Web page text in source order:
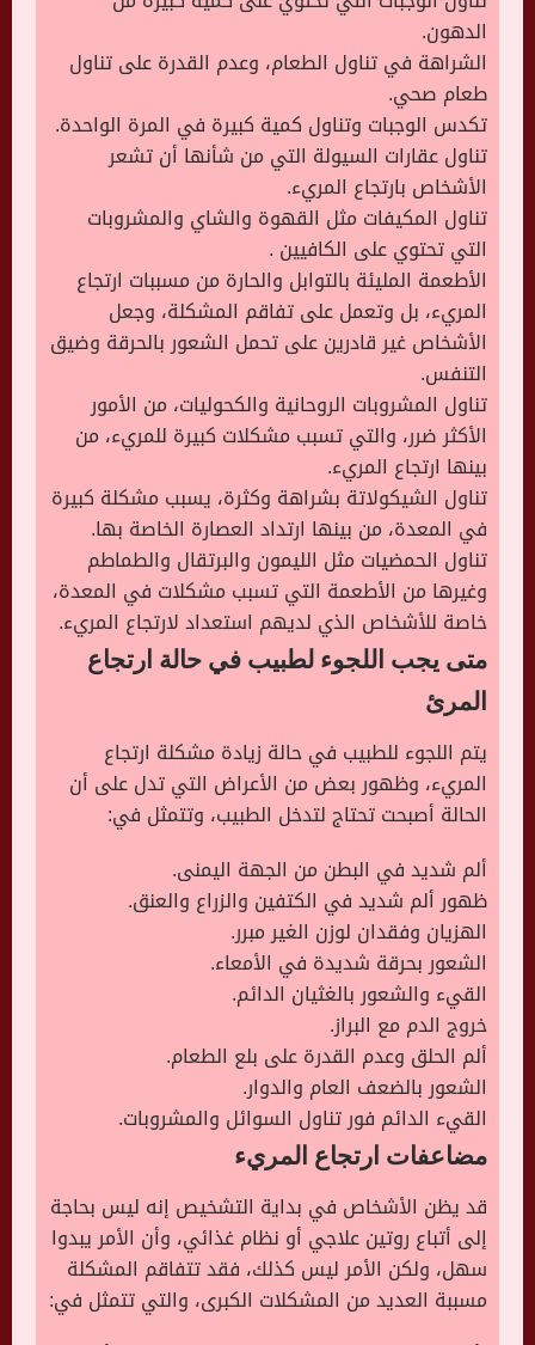
الدهون.
الشراهة في تناول الطعام، وعدم القدرة على تناول
طعام صحي.
تكدس الوجبات وتناول كمية كبيرة في المرة الواحدة.
تناول عقارات السيولة التي من شأنها أن تشعر
الأشخاص بارتجاع المريء.
تناول المكيفات مثل القهوة والشاي والمشروبات
التي تحتوي على الكافيين .
الأطعمة المليئة بالتوابل والحارة من مسببات ارتجاع
المريء، بل وتعمل على تفاقم المشكلة، وجعل
الأشخاص غير قادرين على تحمل الشعور بالحرقة وضيق
التنفس.
تناول المشروبات الروحانية والكحوليات، من الأمور
الأكثر ضرر، والتي تسبب مشكلات كبيرة للمريء، من
بينها ارتجاع المريء.
تناول الشيكولاتة بشراهة وكثرة، يسبب مشكلة كبيرة
في المعدة، من بينها ارتداد العصارة الخاصة بها.
تناول الحمضيات مثل الليمون والبرتقال والطماطم
وغيرها من الأطعمة التي تسبب مشكلات في المعدة،
خاصة للأشخاص الذي لديهم استعداد لارتجاع المريء.
متى يجب اللجوء لطبيب في حالة ارتجاع
المرئ
يتم اللجوء للطبيب في حالة زيادة مشكلة ارتجاع
المريء، وظهور بعض من الأعراض التي تدل على أن
الحالة أصبحت تحتاج لتدخل الطبيب، وتتمثل في:
ألم شديد في البطن من الجهة اليمنى.
ظهور ألم شديد في الكتفين والزراع والعنق.
الهزيان وفقدان لوزن الغير مبرر.
الشعور بحرقة شديدة في الأمعاء.
القيء والشعور بالغثيان الدائم.
خروج الدم مع البراز.
ألم الحلق وعدم القدرة على بلع الطعام.
الشعور بالضعف العام والدوار.
القيء الدائم فور تناول السوائل والمشروبات.
مضاعفات ارتجاع المريء
قد يظن الأشخاص في بداية التشخيص إنه ليس بحاجة
إلى أتباع روتين علاجي أو نظام غذائي، وأن الأمر يبدوا
سهل، ولكن الأمر ليس كذلك، فقد تتفاقم المشكلة
مسببة العديد من المشكلات الكبرى، والتي تتمثل في: